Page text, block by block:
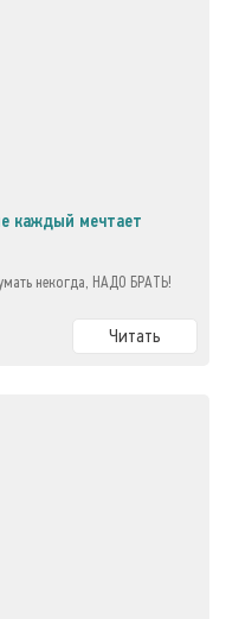
каждый мечтает
некогда, НАДО БРАТЬ!
Читать